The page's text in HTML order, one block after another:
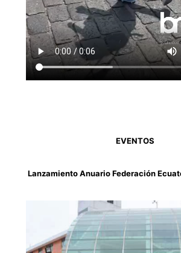
EVENTOS
Lanzamiento Anuario Federación